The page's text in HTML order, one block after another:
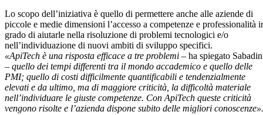
Lo scopo dell’iniziativa è quello di permettere anche alle aziende di
piccole e medie dimensioni l’accesso a competenze e professionalità
grado di aiutarle nella risoluzione di problemi tecnologici e/o
nell’individuazione di nuovi ambiti di sviluppo specifici.
«ApiTech è una risposta efficace a tre problemi – ha spiegato
– quello dei tempi differenti tra il mondo accademico e quello delle
PMI; quello di costi difficilmente quantificabili e tendenzialmente
elevati e da ultimo, ma di maggiore criticità, la difficoltà materiale
nell’individuare le giuste competenze. Con ApiTech queste criticità
vengono risolte e l’azienda dispone subito delle migliori conoscenze».